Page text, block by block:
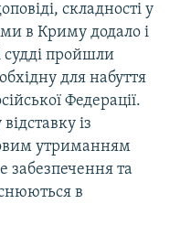
складності у
в Криму додало і
судді пройшли
для набуття
Федерації.
із
утриманням
забезпечення та
в